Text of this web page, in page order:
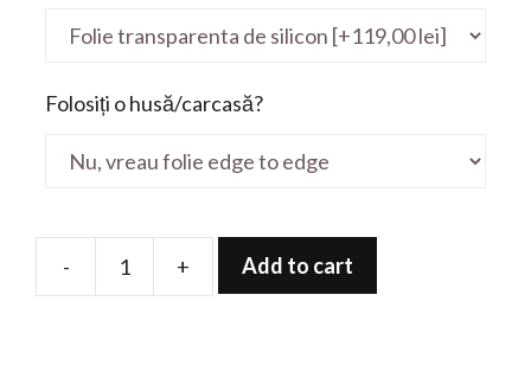
Folosiți o husă/carcasă?
-
Folie
+ Add to cart